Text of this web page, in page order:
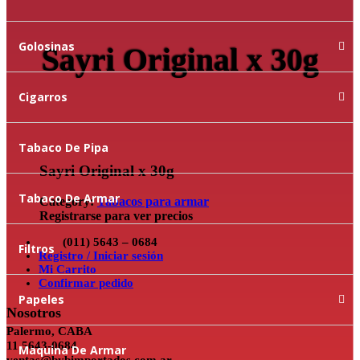
Golosinas
Cigarros
Tabaco De Pipa
Tabaco De Armar
Filtros
Papeles
Maquina De Armar
Sayri Original x 30g
Sayri Original x 30g
Category:Tabacos para armar
Registrarse para ver precios
(011) 5643 – 0684
Registro / Iniciar sesión
Mi Carrito
Confirmar pedido
Nosotros
Palermo, CABA
11 5643-0684